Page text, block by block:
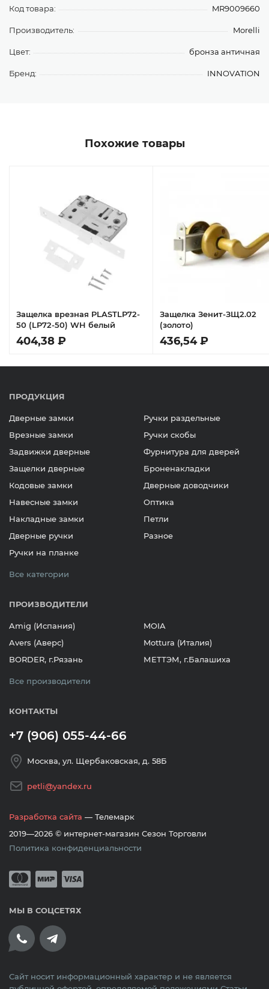
Код товара: MR9009660
Производитель: Morelli
Цвет: бронза античная
Бренд: INNOVATION
Похожие товары
Защелка врезная PLASTLP72-
50 (LP72-50) WH белый
404,38 ₽
Защелка Зенит-ЗЩ2.02
(золото)
436,54 ₽
ПРОДУКЦИЯ
Дверные замки
Врезные замки
Задвижки дверные
Защелки дверные
Кодовые замки
Навесные замки
Накладные замки
Дверные ручки
Ручки на планке
Ручки раздельные
Ручки скобы
Фурнитура для дверей
Броненакладки
Дверные доводчики
Оптика
Петли
Разное
Все категории
ПРОИЗВОДИТЕЛИ
Amig (Испания)
Avers (Аверс)
BORDER, г.Рязань
MOIA
Mottura (Италия)
МЕТТЭМ, г.Балашиха
Все производители
КОНТАКТЫ
+7 (906) 055-44-66
Москва, ул. Щербаковская, д. 58Б
petli@yandex.ru
Разработка сайта — Телемарк
2019—2026 © интернет-магазин Сезон Торговли
Политика конфиденциальности
Принимается оплата банковскими
МЫ В СОЦСЕТЯХ
Сайт носит информационный характер и не является